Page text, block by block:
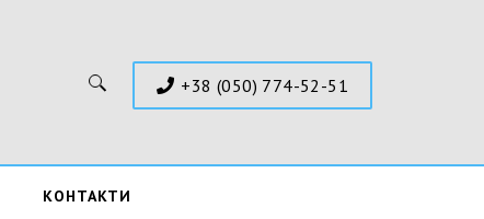
+38 (050) 774-52-51
КОНТАКТИ